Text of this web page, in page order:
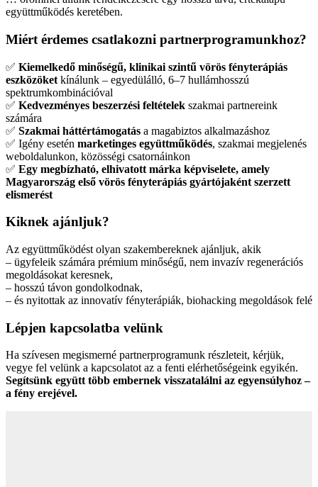
együttműködés keretében.
Miért érdemes csatlakozni partnerprogramunkhoz?
✅ Kiemelkedő minőségű, klinikai szintű vörös fényterápiás
eszközöket kínálunk – egyedülálló, 6–7 hullámhosszú
spektrumkombinációval
✅ Kedvezményes beszerzési feltételek szakmai partnereink
számára
✅ Szakmai háttértámogatás a magabiztos alkalmazáshoz
✅ Igény esetén marketinges együttműködés, szakmai megjelenés
weboldalunkon, közösségi csatornáinkon
✅ Egy megbízható, elhivatott márka képviselete, amely
Magyarország első vörös fényterápiás gyártójaként szerzett
elismerést
Kiknek ajánljuk?
Az együttműködést olyan szakembereknek ajánljuk, akik
– ügyfeleik számára prémium minőségű, nem invazív regenerációs
megoldásokat keresnek,
– hosszú távon gondolkodnak,
– és nyitottak az innovatív fényterápiák, biohacking megoldások felé
Lépjen kapcsolatba velünk
Ha szívesen megismerné partnerprogramunk részleteit, kérjük,
vegye fel velünk a kapcsolatot az a fenti elérhetőségeink egyikén.
Segítsünk együtt több embernek visszatalálni az egyensúlyhoz –
a fény erejével.